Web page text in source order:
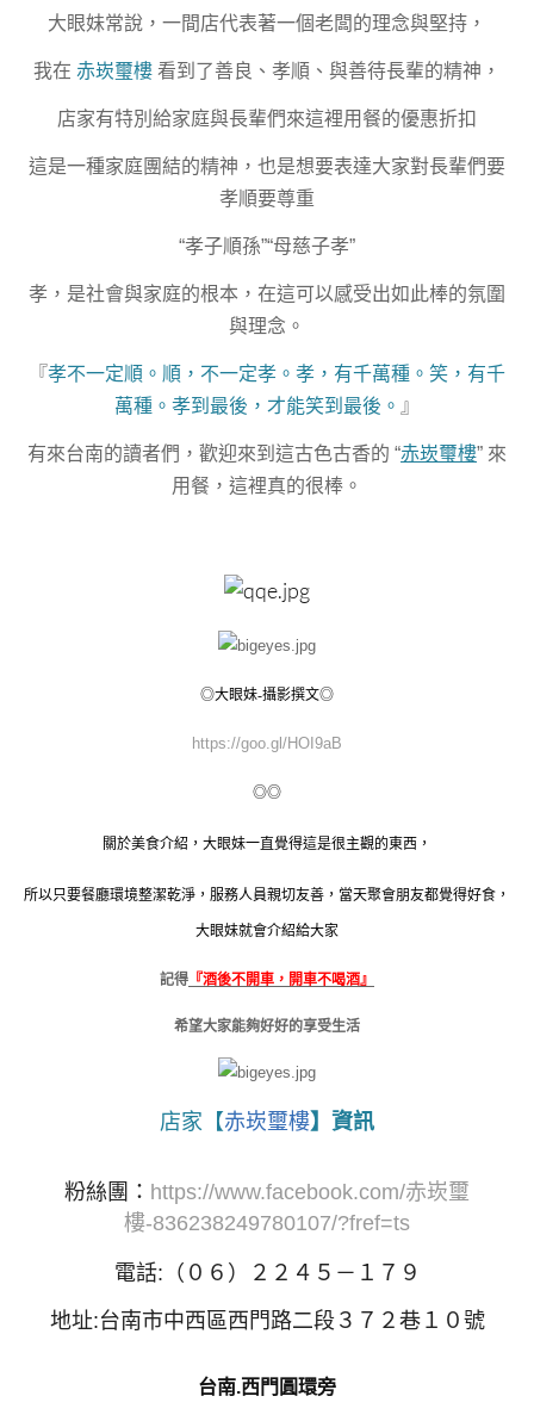
大眼妹常說，一間店代表著一個老闆的理念與堅持，
我在 赤崁璽樓 看到了善良、孝順、與善待長輩的精神，
店家有特別給家庭與長輩們來這裡用餐的優惠折扣
這是一種家庭團結的精神，也是想要表達大家對長輩們要
孝順要尊重
“孝子順孫”“母慈子孝”
孝，是社會與家庭的根本，在這可以感受出如此棒的氛圍
與理念。
『孝不一定順。順，不一定孝 。 孝，有千萬種。笑，有千
萬種。孝到最後，才能笑到最後。 』
有來台南的讀者們，歡迎來到這古色古香的 “赤崁璽樓” 來
用餐，這裡真的很棒。
◎大眼妹-攝影撰文◎
https://goo.gl/HOI9aB
◎◎
關於美食介紹，大眼妹一直覺得這是很主觀的東西，
所以只要餐廳環境整潔乾淨，服務人員親切友善，當天聚會朋友都覺得好食，
大眼妹就會介紹給大家
記得 『酒後不開車，開車不喝酒』
希望大家能夠好好的享受生活
店家【赤崁璽樓】資訊
粉絲團： https://www.facebook.com/赤崁璽
樓-836238249780107/?fref=ts
電話: （０６）２２４５－１７９
地址:台南市中西區西門路二段３７２巷１０號
台南.西門圓環旁